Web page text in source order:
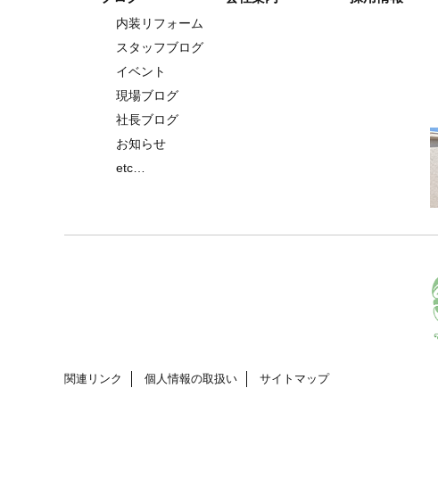
内装リフォーム
スタッフブログ
イベント
現場ブログ
社長ブログ
お知らせ
etc…
関連リンク 個人情報の取扱い サイトマップ